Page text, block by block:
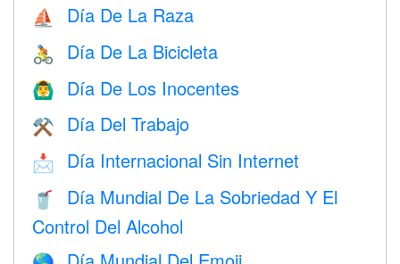
⛵️ Día De La Raza
🚴 Día De La Bicicleta
🙆‍♂️ Día De Los Inocentes
⚒️ Día Del Trabajo
📩 Día Internacional Sin Internet
🥤
Día Mundial De La Sobriedad Y El
Control Del Alcohol